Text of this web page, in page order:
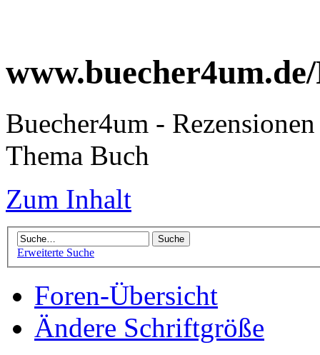
Buecher4um -
Thema Buch
Zum Inhalt
Erweiterte Suche
Foren-Übersicht
Ändere Schriftgröße